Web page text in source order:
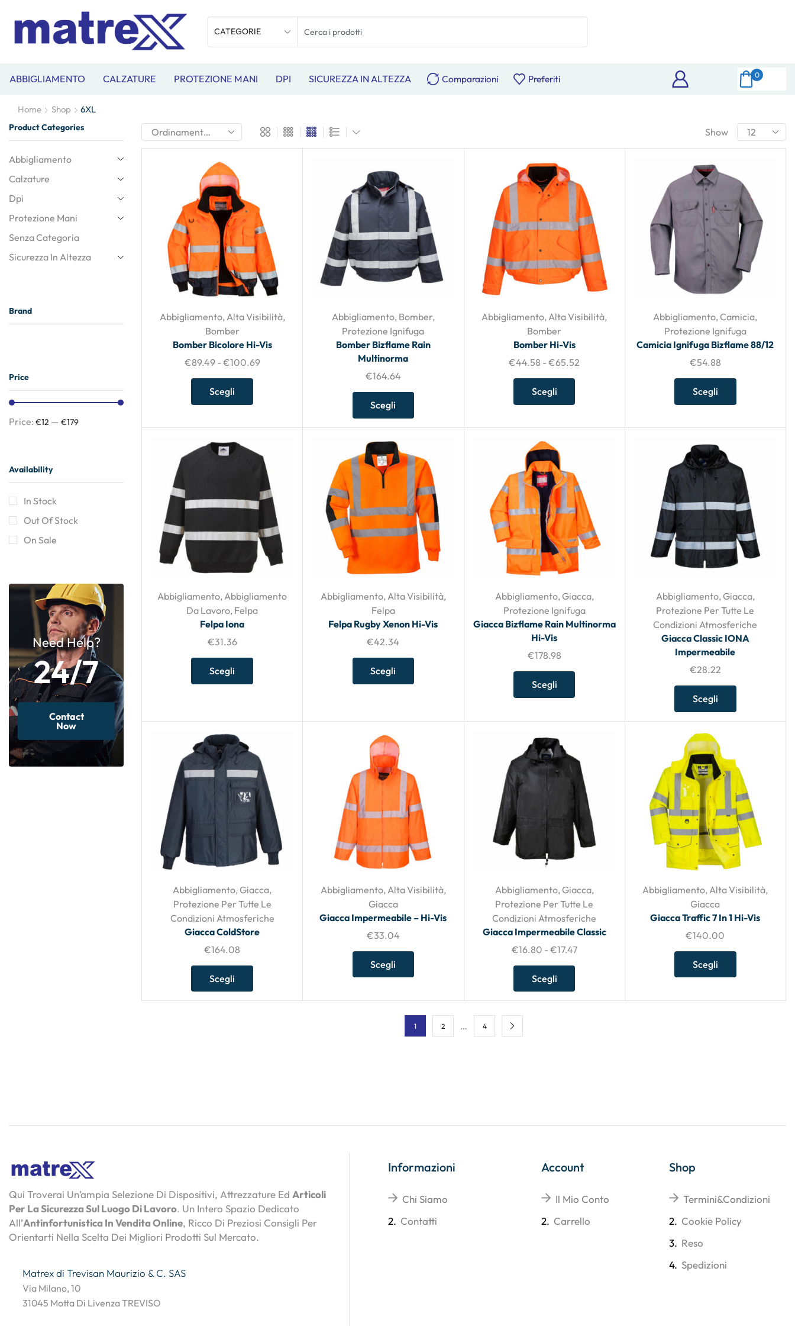
ABBIGLIAMENTO CALZATURE PROTEZIONE MANI DPI SICUREZZA IN ALTEZZA Comparazioni Preferiti 0
Home Shop 6XL
Show
Abbigliamento,Alta Visibilità,
Bomber
Bomber Bicolore Hi-Vis
€89.49 -€100.69
Scegli
Abbigliamento, Bomber,
Protezione Ignifuga
Bomber Bizflame Rain
Multinorma
€164.64
Scegli
Abbigliamento,Alta Visibilità,
Bomber
Bomber Hi-Vis
€44.58 -€65.52
Scegli
Abbigliamento,Camicia,
Protezione Ignifuga
Camicia Ignifuga Bizflame 88/12
€54.88
Scegli
Abbigliamento,Abbigliamento
Da Lavoro, Felpa
Felpa Iona
€31.36
Scegli
Abbigliamento,Alta Visibilità,
Felpa
Felpa Rugby Xenon Hi-Vis
€42.34
Scegli
Abbigliamento,Giacca,
Protezione Ignifuga
Giacca Bizflame Rain Multinorma
Hi-Vis
€178.98
Scegli
Abbigliamento,Giacca,
Protezione Per Tutte Le
Condizioni Atmosferiche
Giacca Classic IONA
Impermeabile
€28.22
Scegli
Abbigliamento,Giacca,
Protezione Per Tutte Le
Condizioni Atmosferiche
Giacca ColdStore
€164.08
Scegli
Abbigliamento, Alta Visibilità,
Giacca
Giacca Impermeabile – Hi-Vis
€33.04
Scegli
Abbigliamento, Giacca,
Protezione Per Tutte Le
Condizioni Atmosferiche
Giacca Impermeabile Classic
€16.80 -€17.47
Scegli
Abbigliamento, Alta Visibilità,
Giacca
Giacca Traffic 7 In 1 Hi-Vis
€140.00
Scegli
1 2 … 4
Product Categories
Abbigliamento
Calzature
Dpi
Protezione Mani
Senza Categoria
Sicurezza In Altezza
Brand
Price
Price: €12 — €179
Availability
In Stock
Out Of Stock
On Sale
Need Help?
24/7
Contact
Now
Qui Troverai Un’ampia Selezione Di Dispositivi, Attrezzature Ed Articoli
Per La Sicurezza Sul Luogo Di Lavoro. Un Intero Spazio Dedicato
All’Antinfortunistica In Vendita Online, Ricco Di Preziosi Consigli Per
Orientarti Nella Scelta Dei Migliori Prodotti Sul Mercato.
Matrex di Trevisan Maurizio & C. SAS
Via Milano, 10
31045 Motta Di Livenza TREVISO
Informazioni
Chi Siamo
2. Contatti
Account
Il Mio Conto
2. Carrello
Shop
Termini&Condizioni
2. Cookie Policy
3. Reso
4. Spedizioni